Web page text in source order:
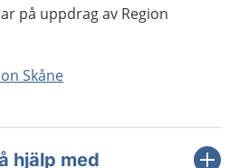
på uppdrag av Region
Skåne
hjälp med